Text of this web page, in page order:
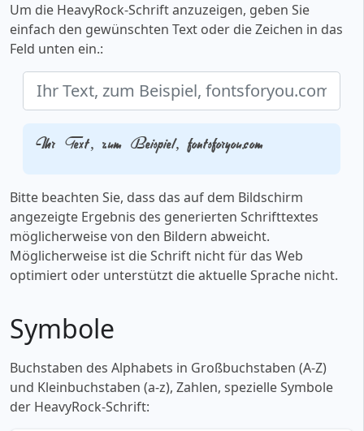
Um die HeavyRock-Schrift anzuzeigen, geben Sie
einfach den gewünschten Text oder die Zeichen in das
Feld unten ein.:
Ihr Text, zum Beispiel, fontsforyou.com
Bitte beachten Sie, dass das auf dem Bildschirm
angezeigte Ergebnis des generierten Schrifttextes
möglicherweise von den Bildern abweicht.
Möglicherweise ist die Schrift nicht für das Web
optimiert oder unterstützt die aktuelle Sprache nicht.
Symbole
Buchstaben des Alphabets in Großbuchstaben (A-Z)
und Kleinbuchstaben (a-z), Zahlen, spezielle Symbole
der HeavyRock-Schrift: